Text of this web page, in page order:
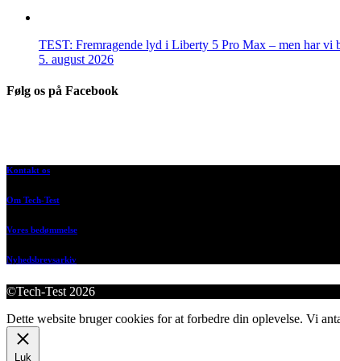
TEST: Fremragende lyd i Liberty 5 Pro Max – men har vi
5. august 2026
Følg os på Facebook
Kontakt os
Om Tech-Test
Vores bedømmelse
Nyhedsbrevsarkiv
©Tech-Test 2026
Dette website bruger cookies for at forbedre din oplevelse. Vi
Luk